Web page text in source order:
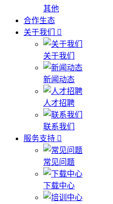
其他
合作生态
关于我们
关于我们
新闻动态
人才招聘
联系我们
服务支持
常见问题
下载中心